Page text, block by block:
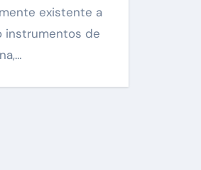
existente a
instrumentos de